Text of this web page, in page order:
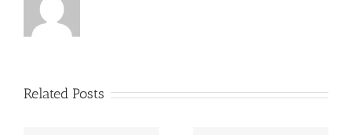
Related Posts